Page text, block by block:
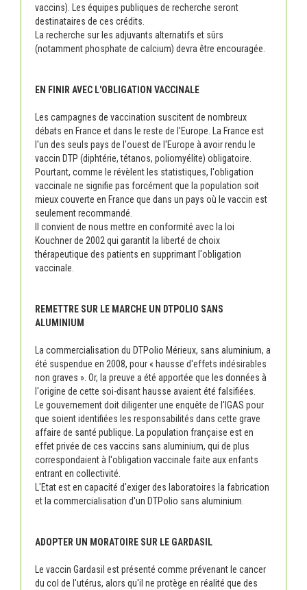
vaccins). Les équipes publiques de recherche seront
destinataires de ces crédits.
La recherche sur les adjuvants alternatifs et sûrs
(notamment phosphate de calcium) devra être encouragée.
EN FINIR AVEC L'OBLIGATION VACCINALE
Les campagnes de vaccination suscitent de nombreux
débats en France et dans le reste de l'Europe. La France est
l'un des seuls pays de l'ouest de l'Europe à avoir rendu le
vaccin DTP (diphtérie, tétanos, poliomyélite) obligatoire.
Pourtant, comme le révèlent les statistiques, l'obligation
vaccinale ne signifie pas forcément que la population soit
mieux couverte en France que dans un pays où le vaccin est
seulement recommandé.
Il convient de nous mettre en conformité avec la loi
Kouchner de 2002 qui garantit la liberté de choix
thérapeutique des patients en supprimant l'obligation
vaccinale.
REMETTRE SUR LE MARCHE UN DTPOLIO SANS
ALUMINIUM
La commercialisation du DTPolio Mérieux, sans aluminium, a
été suspendue en 2008, pour « hausse d'effets indésirables
non graves ». Or, la preuve a été apportée que les données à
l'origine de cette soi-disant hausse avaient été falsifiées.
Le gouvernement doit diligenter une enquête de l'IGAS pour
que soient identifiées les responsabilités dans cette grave
affaire de santé publique. La population française est en
effet privée de ces vaccins sans aluminium, qui de plus
correspondaient à l'obligation vaccinale faite aux enfants
entrant en collectivité.
L'Etat est en capacité d'exiger des laboratoires la fabrication
et la commercialisation d'un DTPolio sans aluminium.
ADOPTER UN MORATOIRE SUR LE GARDASIL
Le vaccin Gardasil est présenté comme prévenant le cancer
du col de l'utérus, alors qu'il ne protège en réalité que des